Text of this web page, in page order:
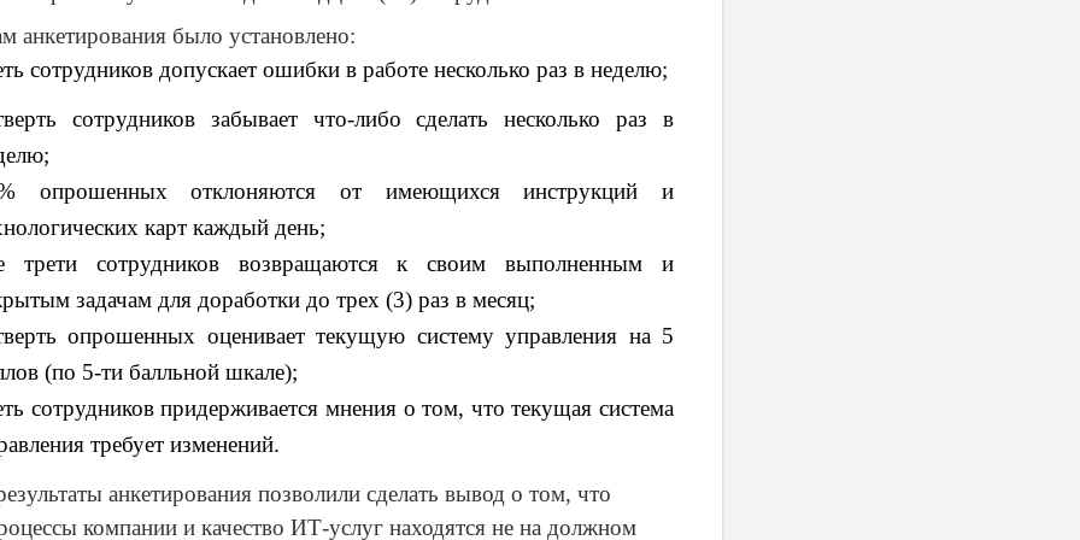
анкетирования было установлено:
сотрудников допускает ошибки в работе несколько раз в неделю;
сотрудников забывает что-либо сделать несколько раз в
опрошенных отклоняются от имеющихся инструкций и
карт каждый день;
трети сотрудников возвращаются к своим выполненным и
задачам для доработки до трех (3) раз в месяц;
опрошенных оценивает текущую систему управления на 5
(по 5-ти балльной шкале);
сотрудников придерживается мнения о том, что текущая система
требует изменений.
анкетирования позволили сделать вывод о том, что
компании и качество ИТ-услуг находятся не на должном